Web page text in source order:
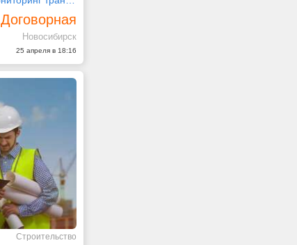
Договорная
Новосибирск
25 апреля в 18:16
Строительство